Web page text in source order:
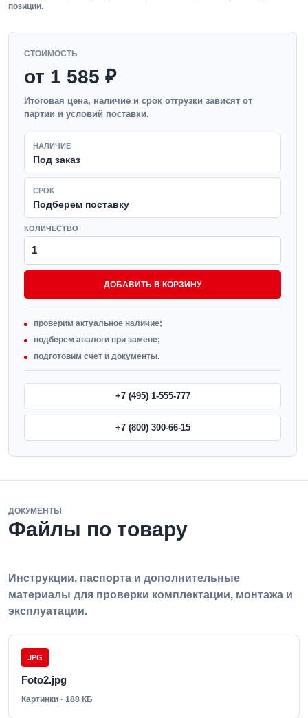
позиции.
СТОИМОСТЬ
от 1 585 ₽
Итоговая цена, наличие и срок отгрузки зависят от
партии и условий поставки.
НАЛИЧИЕ
Под заказ
СРОК
Подберем поставку
КОЛИЧЕСТВО
ДОБАВИТЬ В КОРЗИНУ
проверим актуальное наличие;
подберем аналоги при замене;
подготовим счет и документы.
+7 (495) 1-555-777
+7 (800) 300-66-15
ДОКУМЕНТЫ
Файлы по товару
Инструкции, паспорта и дополнительные
материалы для проверки комплектации, монтажа и
эксплуатации.
JPG
Foto2.jpg
Картинки · 188 КБ